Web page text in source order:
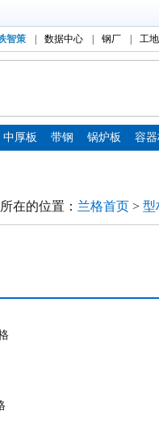
智策 数据中心 钢厂 工
中厚板 带钢 锅炉板 容
在的位置： 兰格首页 > 型